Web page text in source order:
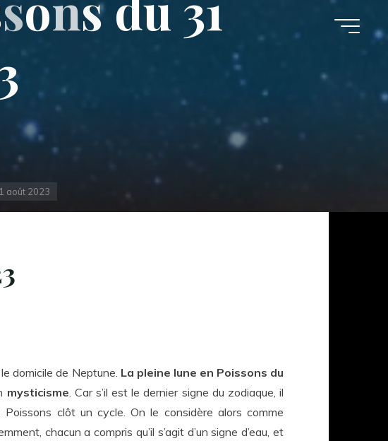
août 2023
domicile de Neptune. La pleine lune en Poissons du
mysticisme . Car s’il est le dernier signe du zodiaque, il
clôt un cycle. On le considère alors comme
chacun a compris qu’il s’agit d’un signe d’eau, et